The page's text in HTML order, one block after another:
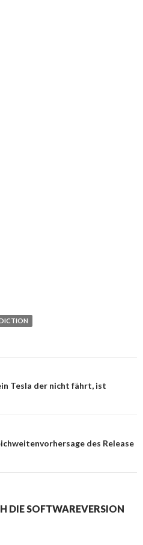
Tesla der nicht fährt, ist
des Release
DIE SOFTWAREVERSION